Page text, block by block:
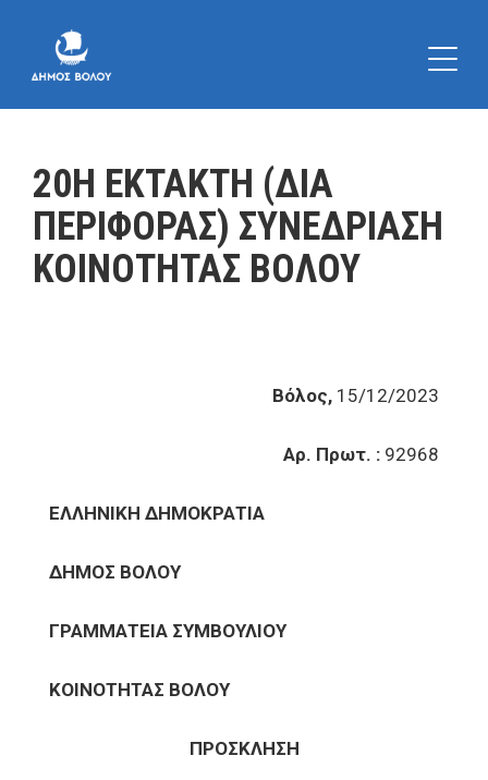
20Η ΕΚΤΑΚΤΗ (ΔΙΑ
ΠΕΡΙΦΟΡΑΣ) ΣΥΝΕΔΡΙΑΣΗ
ΚΟΙΝΟΤΗΤΑΣ ΒΟΛΟΥ
Βόλος, 15/12/2023
Αρ. Πρωτ. : 92968
ΕΛΛΗΝΙΚΗ ΔΗΜΟΚΡΑΤΙΑ
ΔΗΜΟΣ ΒΟΛΟΥ
ΓΡΑΜΜΑΤΕΙΑ ΣΥΜΒΟΥΛΙΟΥ
ΚΟΙΝΟΤΗΤΑΣ ΒΟΛΟΥ
ΠΡΟΣΚΛΗΣΗ